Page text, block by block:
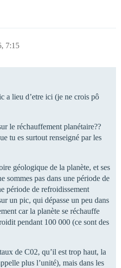
7:15
a lieu d’etre ici (je ne crois pô
le réchauffement planétaire??
tu es surtout renseigné par les
géologique de la planète, et ses
sommes pas dans une période de
période de refroidissement
un pic, qui dépasse un peu dans
car la planète se réchauffe
pendant 100 000 (ce sont des
de C02, qu’il est trop haut, la
plus l’unité), mais dans les